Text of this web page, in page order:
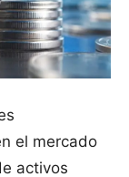
el mercado
activos